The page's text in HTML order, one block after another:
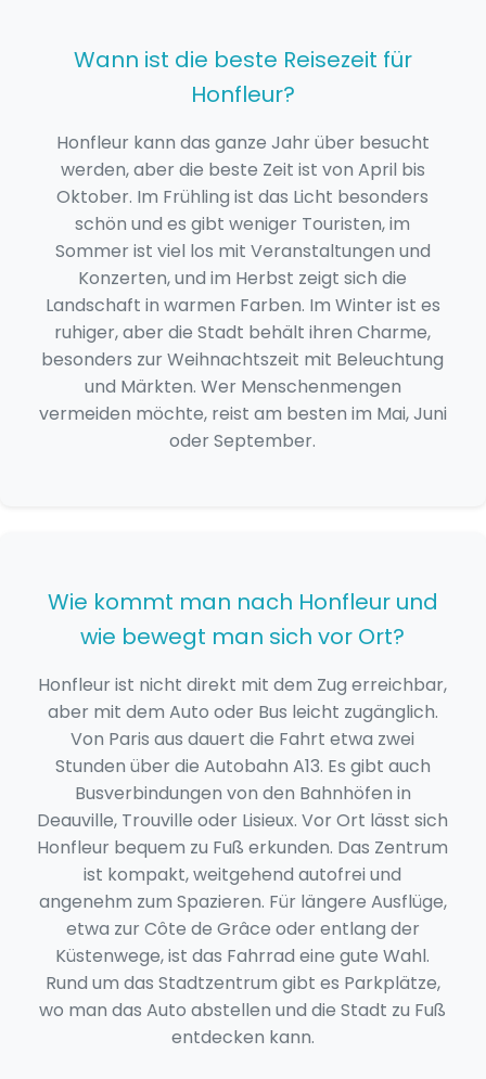
Wann ist die beste Reisezeit für
Honfleur?
Honfleur kann das ganze Jahr über besucht
werden, aber die beste Zeit ist von April bis
Oktober. Im Frühling ist das Licht besonders
schön und es gibt weniger Touristen, im
Sommer ist viel los mit Veranstaltungen und
Konzerten, und im Herbst zeigt sich die
Landschaft in warmen Farben. Im Winter ist es
ruhiger, aber die Stadt behält ihren Charme,
besonders zur Weihnachtszeit mit Beleuchtung
und Märkten. Wer Menschenmengen
vermeiden möchte, reist am besten im Mai, Juni
oder September.
Wie kommt man nach Honfleur und
wie bewegt man sich vor Ort?
Honfleur ist nicht direkt mit dem Zug erreichbar,
aber mit dem Auto oder Bus leicht zugänglich.
Von Paris aus dauert die Fahrt etwa zwei
Stunden über die Autobahn A13. Es gibt auch
Busverbindungen von den Bahnhöfen in
Deauville, Trouville oder Lisieux. Vor Ort lässt sich
Honfleur bequem zu Fuß erkunden. Das Zentrum
ist kompakt, weitgehend autofrei und
angenehm zum Spazieren. Für längere Ausflüge,
etwa zur Côte de Grâce oder entlang der
Küstenwege, ist das Fahrrad eine gute Wahl.
Rund um das Stadtzentrum gibt es Parkplätze,
wo man das Auto abstellen und die Stadt zu Fuß
entdecken kann.